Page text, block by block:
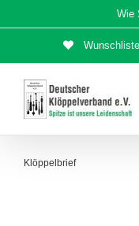
Inhalt
Wie
Wunschliste
Klöppelbrief